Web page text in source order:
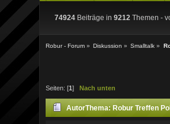
74924 Beiträge in9212 Themen -
Robur - Forum » Diskussion » Smalltalk »
Seiten: [1] Nach unten
AutorThema: Robur Treffen